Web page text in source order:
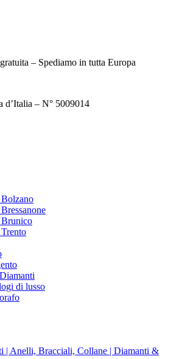
– Spediamo in tutta Europa
d’Italia – N° 5009014
di lusso
| Anelli, Bracciali, Collane | Diamanti &